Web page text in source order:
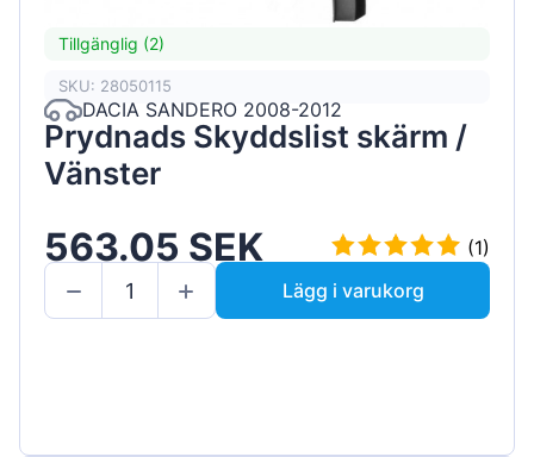
Tillgänglig (2)
SKU: 28050115
DACIA SANDERO 2008-2012
Prydnads Skyddslist skärm /
Vänster
563.05 SEK
(1)
Lägg i varukorg